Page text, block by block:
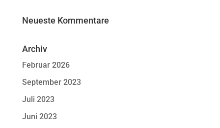
Neueste Kommentare
Archiv
Februar 2026
September 2023
Juli 2023
Juni 2023